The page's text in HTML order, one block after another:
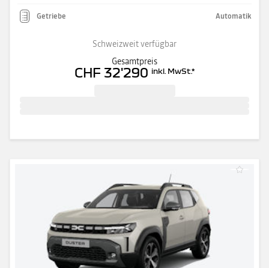
Getriebe Automatik
Schweizweit verfügbar
Gesamtpreis
CHF 32'290 inkl. MwSt.*